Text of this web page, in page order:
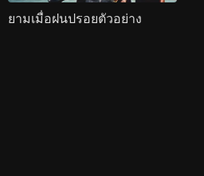
ยามเมื่อฝนปรอยตัวอย่าง